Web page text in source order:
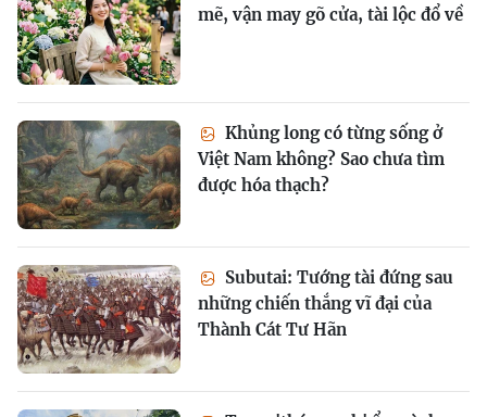
mẽ, vận may gõ cửa, tài lộc đổ về
Khủng long có từng sống ở
Việt Nam không? Sao chưa tìm
được hóa thạch?
Subutai: Tướng tài đứng sau
những chiến thắng vĩ đại của
Thành Cát Tư Hãn